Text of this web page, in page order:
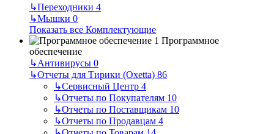
↳Переходники 4
↳Мышки 0
Показать все Комплектующие
Программное
обеспечение
↳Антивирусы 0
↳Отчеты для Тирики (Oxetta) 86
↳Сервисный Центр 4
↳Отчеты по Покупателям 10
↳Отчеты по Поставщикам 10
↳Отчеты по Продавцам 4